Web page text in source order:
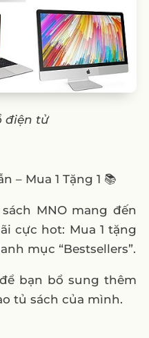
điện tử
– Mua 1 Tặng 1 📚
MNO mang đến
cực hot: Mua 1 tặng
mục “Bestsellers”.
bạn bổ sung thêm
tủ sách của mình.